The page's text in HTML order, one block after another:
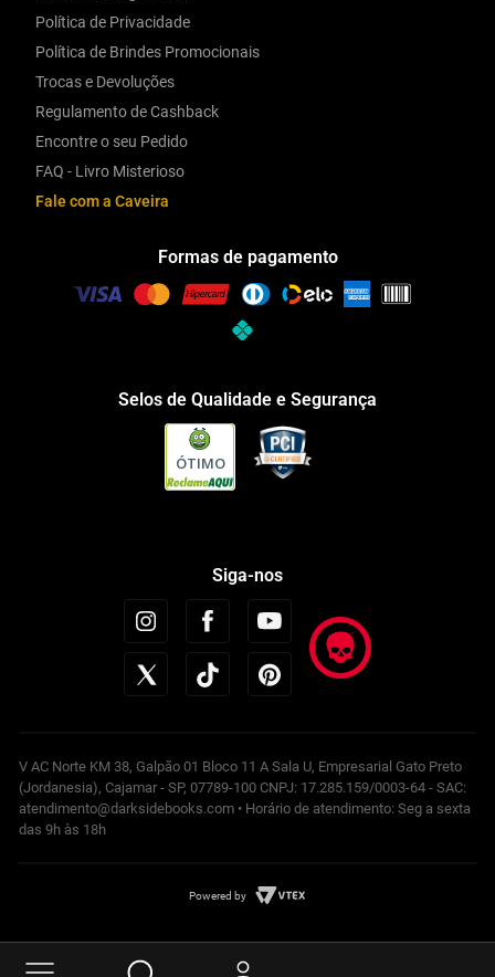
Política de Privacidade
Política de Brindes Promocionais
Trocas e Devoluções
Regulamento de Cashback
Encontre o seu Pedido
FAQ - Livro Misterioso
Fale com a Caveira
Formas de pagamento
Selos de Qualidade e Segurança
ÓTIMO
Siga-nos
V AC Norte KM 38, Galpão 01 Bloco 11 A Sala U, Empresarial Gato Preto
(Jordanesia), Cajamar - SP, 07789-100 CNPJ: 17.285.159/0003-64 - SAC:
atendimento@darksidebooks.com • Horário de atendimento: Seg a sexta
das 9h às 18h
Powered by